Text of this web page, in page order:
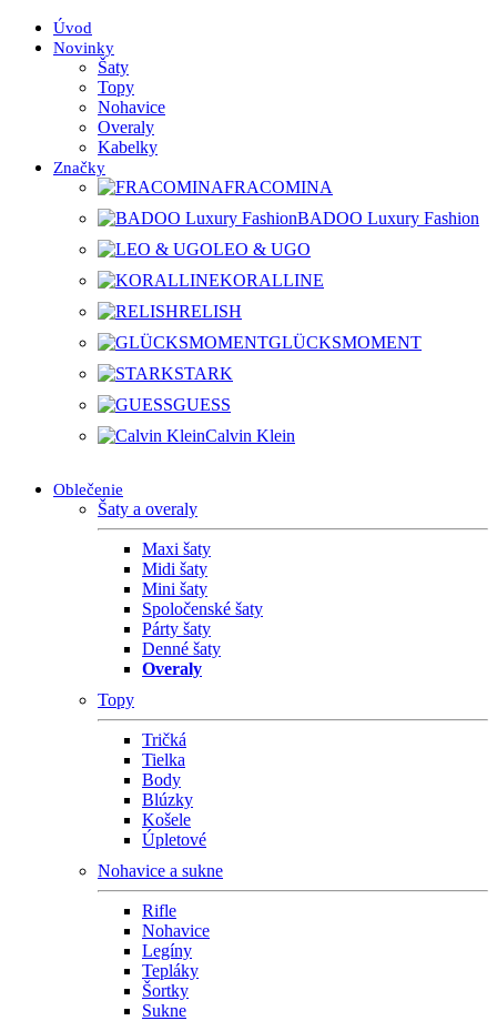
Úvod
Novinky
Šaty
Topy
Nohavice
Overaly
Kabelky
Značky
FRACOMINA
BADOO Luxury Fashion
LEO & UGO
KORALLINE
RELISH
GLÜCKSMOMENT
STARK
GUESS
Calvin Klein
Oblečenie
Šaty a overaly
Maxi šaty
Midi šaty
Mini šaty
Spoločenské šaty
Párty šaty
Denné šaty
Overaly
Topy
Tričká
Tielka
Body
Blúzky
Košele
Úpletové
Nohavice a sukne
Rifle
Nohavice
Legíny
Tepláky
Šortky
Sukne